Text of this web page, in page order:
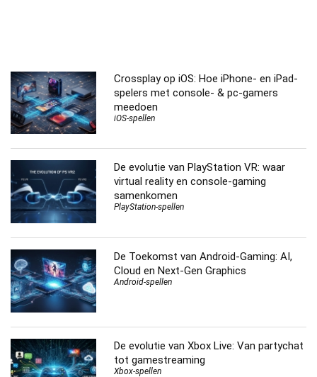
Crossplay op iOS: Hoe iPhone- en iPad-
spelers met console- & pc-gamers
meedoen
iOS-spellen
De evolutie van PlayStation VR: waar
virtual reality en console-gaming
samenkomen
PlayStation-spellen
De Toekomst van Android-Gaming: AI,
Cloud en Next-Gen Graphics
Android-spellen
De evolutie van Xbox Live: Van partychat
tot gamestreaming
Xbox-spellen